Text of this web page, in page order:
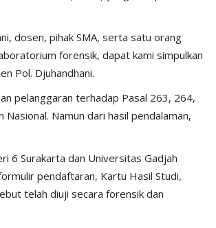
dosen, pihak SMA, serta satu orang
forensik, dapat kami simpulkan
Pol. Djuhandhani.
pelanggaran terhadap Pasal 263, 264,
Namun dari hasil pendalaman,
6 Surakarta dan Universitas Gadjah
pendaftaran, Kartu Hasil Studi,
telah diuji secara forensik dan